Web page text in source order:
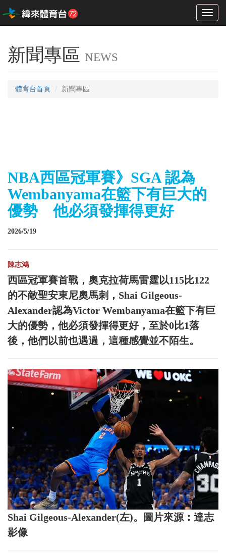
Toggle
新聞專區 NEWS
體育台首頁 新聞專區
NBA西區冠軍賽》SGA 認為
Wembanyama在籃下有巨大的
優勢 他必須發揮得更好
2026/5/19
陳志鴻
西區冠軍賽首戰，奧克拉荷馬雷霆以115比122
的不敵聖安東尼奧馬刺，Shai Gilgeous-
Alexander認為Victor Wembanyama在籃下有巨
大的優勢，他必須發揮得更好，至於0比1落
後，他們以前也遇過，這種感覺並不陌生。
Shai Gilgeous-Alexander(左)。圖片來源：達志
影像